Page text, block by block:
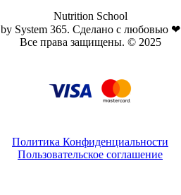
Nutrition School
by System 365. Сделано с любовью ❤
Все права защищены. © 2025
Политика Конфиденциальности
Пользовательское соглашение